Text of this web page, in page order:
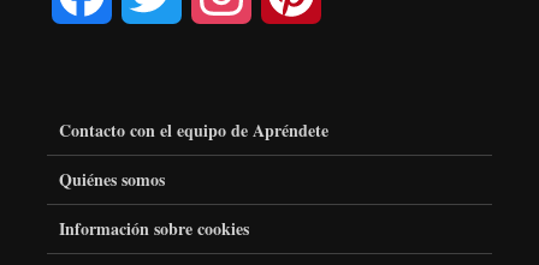
e
b t
Contacto con el equipo de Apréndete
Quiénes somos
Información sobre cookies